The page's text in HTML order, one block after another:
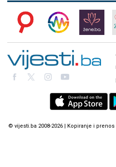
© vijesti.ba 2008-2026 | Kopiranje i